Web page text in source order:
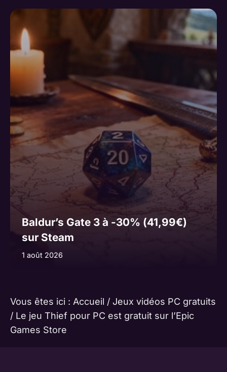
Baldur’s Gate 3 à -30% (41,99€)
sur Steam
1 août 2026
Vous êtes ici : Accueil / Jeux vidéos PC gratuits
/ Le jeu Thief pour PC est gratuit sur l’Epic
Games Store